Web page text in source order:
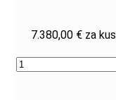
7.380,00 € za kus